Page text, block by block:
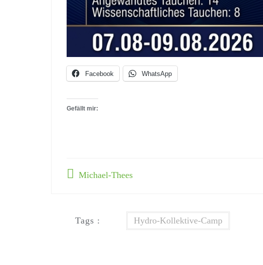
Facebook WhatsApp
Gefällt mir:
Michael-Thees
Tags : Hydro-Kollektive-Camp